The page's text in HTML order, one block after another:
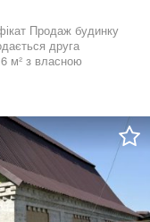
Продаж будинку
друга
м² з власною
для тих, хто
газ, електрика). Стан
місце для
Місце
Площа: 186,6 м²
і обслуговування
2%
перегляд.